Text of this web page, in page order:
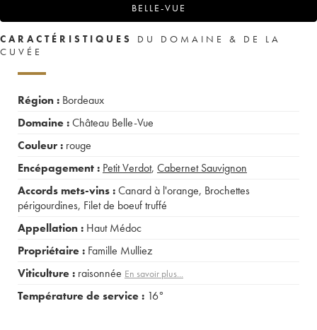
BELLE-VUE
CARACTÉRISTIQUES
DU DOMAINE & DE LA
CUVÉE
Région : Bordeaux
Domaine :Château Belle-Vue
Couleur : rouge
Encépagement : Petit Verdot, Cabernet Sauvignon
Accords mets-vins :Canard à l'orange, Brochettes
périgourdines, Filet de boeuf truffé
Appellation : Haut Médoc
Propriétaire : Famille Mulliez
Viticulture : raisonnée En savoir plus...
Température de service : 16°